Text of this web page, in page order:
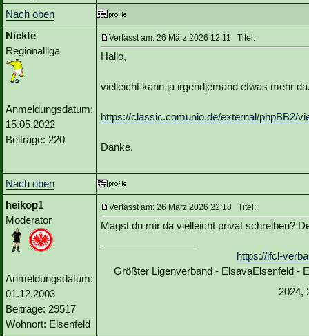
Nach oben
Nickte
Regionalliga
Anmeldungsdatum:
15.05.2022
Beiträge: 220
Verfasst am: 26 März 2026 12:11 Titel:
Hallo,
vielleicht kann ja irgendjemand etwas mehr
https://classic.comunio.de/external/phpBB2/
Danke.
Nach oben
heikop1
Moderator
Anmeldungsdatum:
01.12.2003
Beiträge: 29517
Wohnort: Elsenfeld
Verfasst am: 26 März 2026 22:18 Titel:
Magst du mir da vielleicht privat schreiben?
https://ifcl-
Größter Ligenverband - ElsavaElsenfeld -
2024,